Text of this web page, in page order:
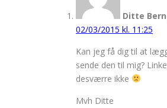
Ditte
02/03/2015 kl. 11:25
Kan jeg få dig til at
sende den til mig?
desværre ikke
Mvh Ditte